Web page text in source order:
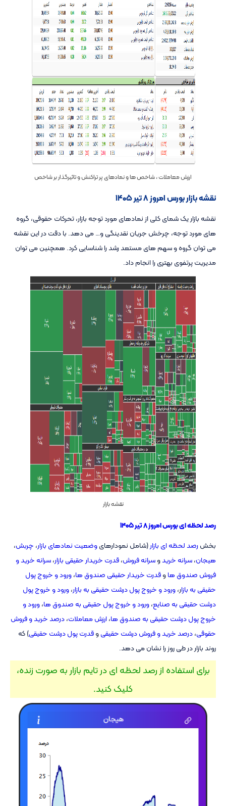
ارزش معاملات ، شاخص ها و نمادهای پر تراکنش و تاثیرگذار بر شاخص
نقشه بازار بورس امروز ۸ تیر ۱۴۰۵
نقشه بازار یک شمای کلی از نمادهای مورد توجه بازار، تحرکات حقوقی، گروه
های مورد توجه، چرخش جریان نقدینگی و… می دهد. با دقت در این نقشه
می توان گروه و سهم های مستعد رشد را شناسایی کرد. همچنین می توان
مدیریت پرتفوی بهتری را انجام داد.
نقشه بازار
رصد لحظه ای بورس امروز ۸ تیر ۱۴۰۵
بخشرصد لحظه ای بازار(شامل نمودارهایوضعیت نمادهای بازار، چربش،
هیجان،سرانه خریدوسرانه فروش،قدرت خریدار حقیقی بازار،سرانه خرید و
فروش صندوق هاوقدرت خریدار حقیقی صندوق ها،ورود و خروج پول
حقیقی به بازار،ورود و خروج پول درشت حقیقی به بازار،ورود و خروج پول
درشت حقیقی به صنایع،ورود و خروج پول حقیقی به صندوق ها،ورود و
خروج پول درشت حقیقی به صندوق ها،ارزش معاملات،درصد خرید و فروش
حقوقی،درصد خرید و فروش درشت حقیقیوقدرت پول درشت حقیقی) که
روند بازار در طی روز را نشان می دهد.
برای استفاده از رصد لحظه ای در تایم بازار به صورت زنده،
کلیک کنید.